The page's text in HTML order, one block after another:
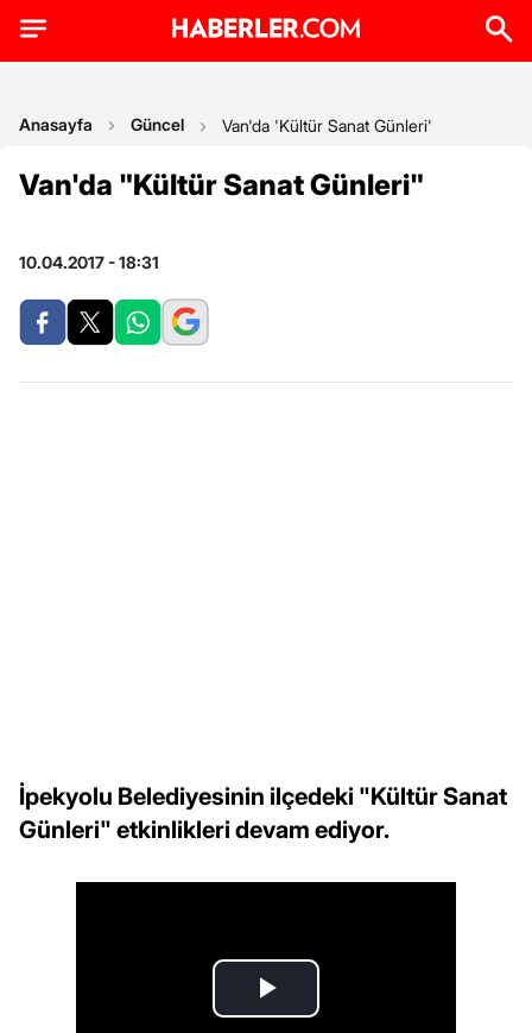
Anasayfa Güncel Van'da 'Kültür Sanat Günleri'
Van'da "Kültür Sanat Günleri"
10.04.2017 - 18:31
İpekyolu Belediyesinin ilçedeki "Kültür Sanat
Günleri" etkinlikleri devam ediyor.